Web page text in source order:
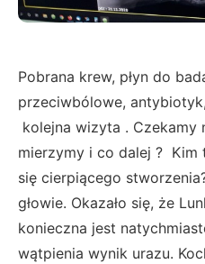
Pobrana krew, płyn do
przeciwbólowe,
kolejna wizyta . Czekamy
mierzymy i co dalej ?
się cierpiącego
głowie. Okazało się, że
konieczna jest
wątpienia wynik urazu.